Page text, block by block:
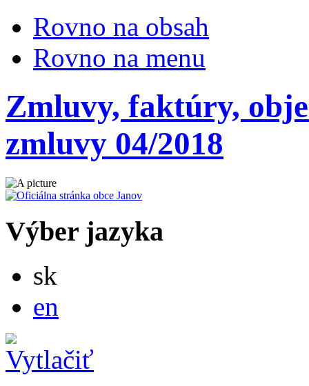
Rovno na obsah
Rovno na menu
Zmluvy, faktúry,
zmluvy 04/2018
Výber jazyka
sk
en